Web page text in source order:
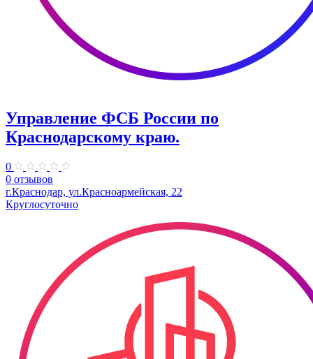
Управление ФСБ России по
Краснодарскому краю.
0
0 отзывов
г.Краснодар, ул.​Красноармейская, 22
Круглосуточно